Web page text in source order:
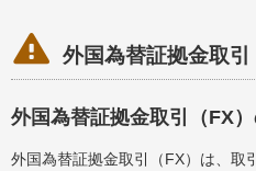
 外国為替証拠金取
外国為替証拠金取引（FX
外国為替証拠金取引（FX）は、取